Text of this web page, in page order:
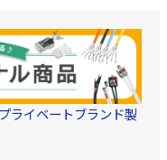
ライベートブランド製